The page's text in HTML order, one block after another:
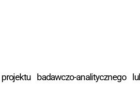
badawczo-analitycznego